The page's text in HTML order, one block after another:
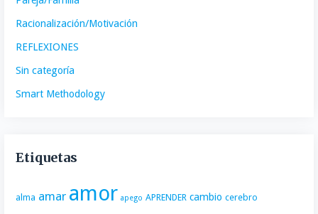
Racionalización/Motivación
REFLEXIONES
Sin categoría
Smart Methodology
Etiquetas
alma amar amor apego APRENDER cambio cerebro